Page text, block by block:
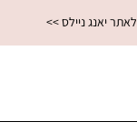
<< לאתר יאנג ניילס